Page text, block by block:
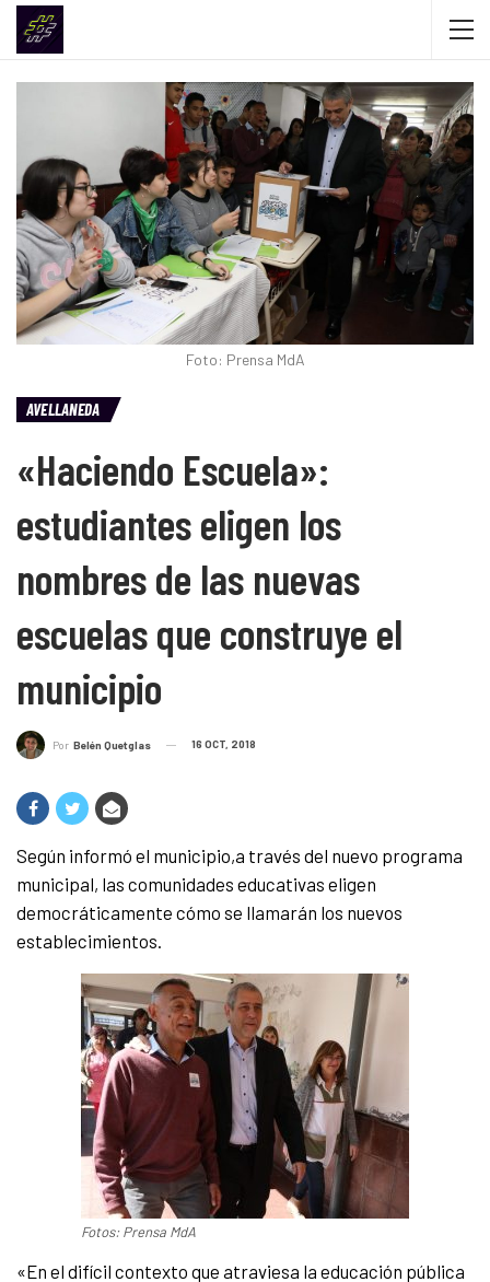
Foto: Prensa MdA
AVELLANEDA
«Haciendo Escuela»:
estudiantes eligen los
nombres de las nuevas
escuelas que construye el
municipio
Por Belén Quetglas 16 OCT, 2018
Según informó el municipio,a través del nuevo programa
municipal, las comunidades educativas eligen
democráticamente cómo se llamarán los nuevos
establecimientos.
Fotos: Prensa MdA
«En el difícil contexto que atraviesa la educación pública